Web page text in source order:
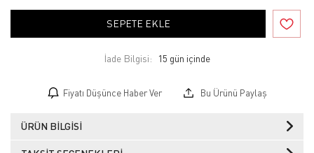
SEPETE EKLE
İade Bilgisi:
Fiyatı Düşünce Haber Ver Bu Ürünü Paylaş
ÜRÜN BILGISI